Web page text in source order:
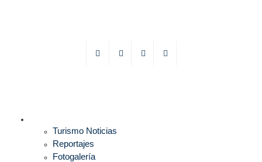
Turismo Noticias
Reportajes
Fotogalería